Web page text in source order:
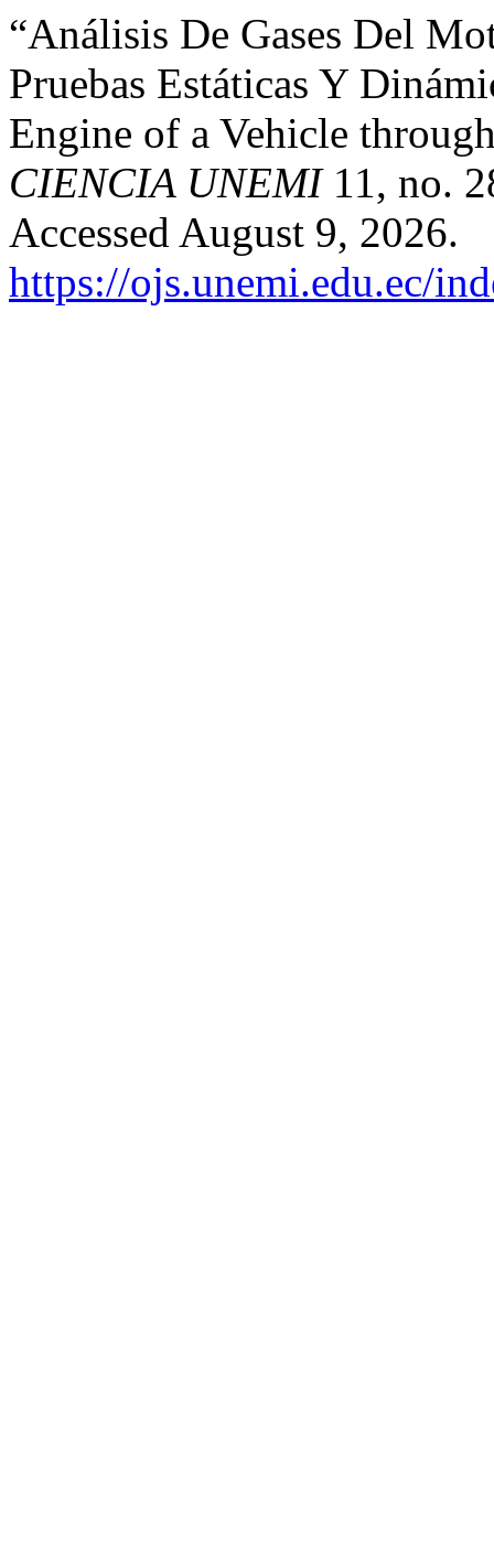
“Análisis De Gases Del
Pruebas Estáticas Y
Engine of a Vehicle
CIENCIA UNEMI11, no.
Accessed August 9, 2026.
https://ojs.unemi.edu.ec/